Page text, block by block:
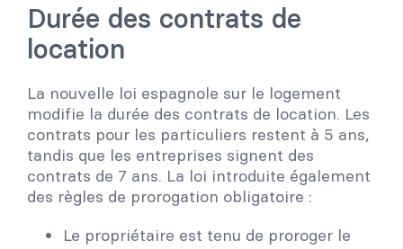
Durée des contrats de
location
La nouvelle loi espagnole sur le logement
modifie la durée des contrats de location. Les
contrats pour les particuliers restent à 5 ans,
tandis que les entreprises signent des
contrats de 7 ans. La loi introduite également
des règles de prorogation obligatoire :
Le propriétaire est tenu de proroger le